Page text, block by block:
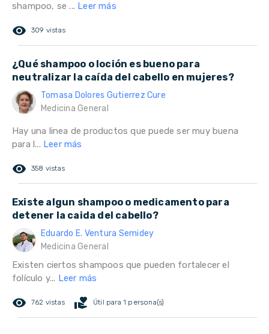
shampoo, se ... Leer más
remove_red_eye 309 vistas
¿Qué shampoo o loción es bueno para
neutralizar la caída del cabello en mujeres?
Tomasa Dolores Gutierrez Cure
Medicina General
Hay una linea de productos que puede ser muy buena
para l... Leer más
remove_red_eye 358 vistas
Existe algun shampoo o medicamento para
detener la caida del cabello?
Eduardo E. Ventura Semidey
Medicina General
Existen ciertos shampoos que pueden fortalecer el
folículo y... Leer más
remove_red_eye 762 vistas volunteer_activism Útil para 1 persona(s)